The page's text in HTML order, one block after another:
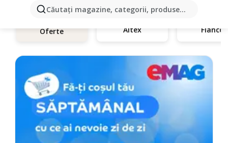
Căutaţi magazine, categorii, produse...
Oferte Altex Flanco